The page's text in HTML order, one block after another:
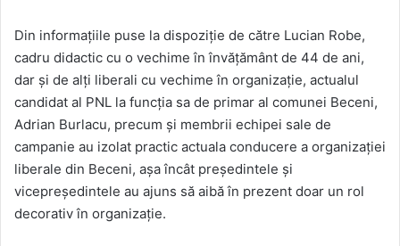
Din informațiile puse la dispoziție de către Lucian Robe,
cadru didactic cu o vechime în învățământ de 44 de ani,
dar și de alți liberali cu vechime în organizație, actualul
candidat al PNL la funcția sa de primar al comunei Beceni,
Adrian Burlacu, precum și membrii echipei sale de
campanie au izolat practic actuala conducere a organizației
liberale din Beceni, așa încât președintele și
vicepreședintele au ajuns să aibă în prezent doar un rol
decorativ în organizație.